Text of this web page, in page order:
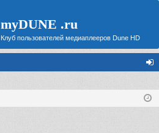
myDUNE .ru
Клуб пользователей медиаплееров Dune HD
д